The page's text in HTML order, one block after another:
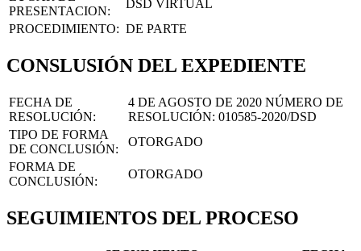
PRESENTACION:
DSD VIRTUAL
PROCEDIMIENTO: DE PARTE
CONSLUSIÓN DEL EXPEDIENTE
FECHA DE
RESOLUCIÓN:
4 DE AGOSTO DE 2020 NÚMERO DE
RESOLUCIÓN: 010585-2020/DSD
TIPO DE FORMA
DE CONCLUSIÓN:
OTORGADO
FORMA DE
CONCLUSIÓN:
OTORGADO
SEGUIMIENTOS DEL PROCESO